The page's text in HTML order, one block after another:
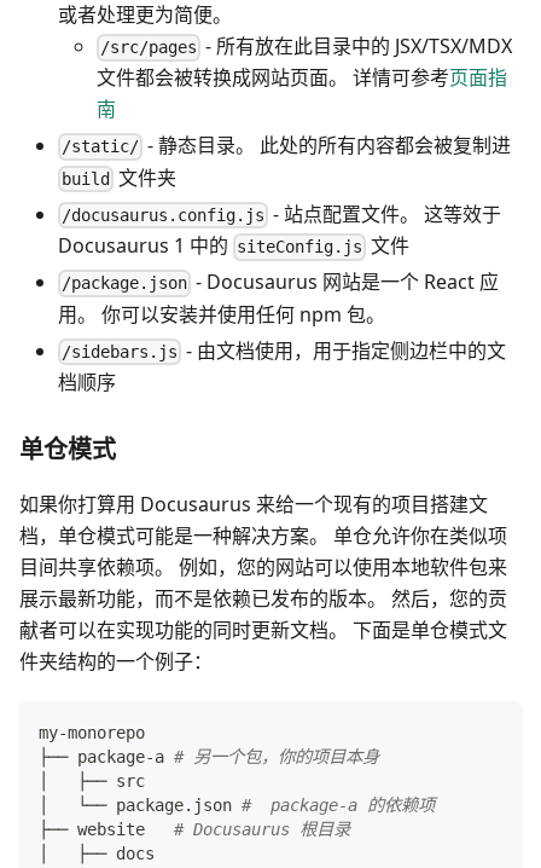
或者处理更为简便。
/src/pages - 所有放在此目录中的 JSX/TSX/MDX
文件都会被转换成网站页面。 详情可参考页面指
南
/static/ - 静态目录。 此处的所有内容都会被复制进
build 文件夹
/docusaurus.config.js - 站点配置文件。 这等效于
Docusaurus 1 中的 siteConfig.js 文件
/package.json - Docusaurus 网站是一个 React 应
用。 你可以安装并使用任何 npm 包。
/sidebars.js - 由文档使用，用于指定侧边栏中的文
档顺序
单仓模式
如果你打算用 Docusaurus 来给一个现有的项目搭建文
档，单仓模式可能是一种解决方案。 单仓允许你在类似项
目间共享依赖项。 例如，您的网站可以使用本地软件包来
展示最新功能，而不是依赖已发布的版本。 然后，您的贡
献者可以在实现功能的同时更新文档。 下面是单仓模式文
件夹结构的一个例子：
my-monorepo
├── package-a # 另一个包，你的项目本身
│   ├── src
│   └── package.json #  package-a 的依赖项
├── website # Docusaurus 根目录
│   ├── docs